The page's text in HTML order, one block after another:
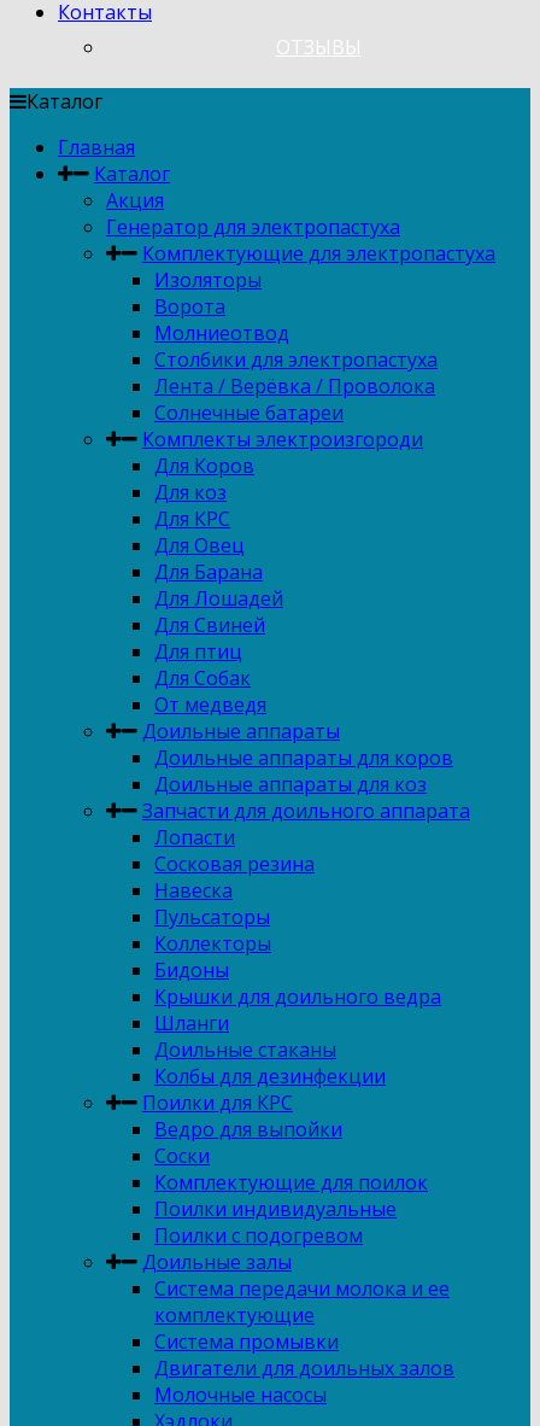
Контакты
ОТЗЫВЫ
Каталог
Главная
Каталог
Акция
Генератор для электропастуха
Комплектующие для электропастуха
Изоляторы
Ворота
Молниеотвод
Столбики для электропастуха
Лента / Верёвка / Проволока
Солнечные батареи
Комплекты электроизгороди
Для Коров
Для коз
Для КРС
Для Овец
Для Барана
Для Лошадей
Для Свиней
Для птиц
Для Собак
От медведя
Доильные аппараты
Доильные аппараты для коров
Доильные аппараты для коз
Запчасти для доильного аппарата
Лопасти
Сосковая резина
Навеска
Пульсаторы
Коллекторы
Бидоны
Крышки для доильного ведра
Шланги
Доильные стаканы
Колбы для дезинфекции
Поилки для КРС
Ведро для выпойки
Соски
Комплектующие для поилок
Поилки индивидуальные
Поилки с подогревом
Доильные залы
Система передачи молока и ее
комплектующие
Система промывки
Двигатели для доильных залов
Молочные насосы